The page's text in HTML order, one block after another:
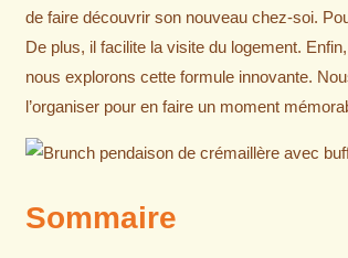
de faire découvrir son nouveau chez-soi.
De plus, il facilite la visite du logement.
nous explorons cette formule innovante.
l’organiser pour en faire un moment
Sommaire